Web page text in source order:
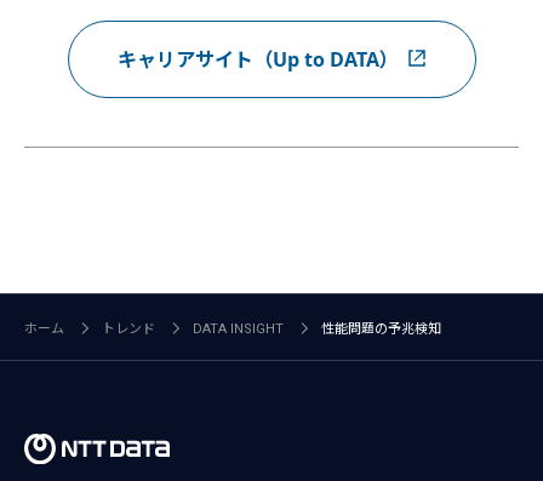
キャリアサイト（Up to DATA）
ホーム トレンド DATA INSIGHT 性能問題の予兆検知